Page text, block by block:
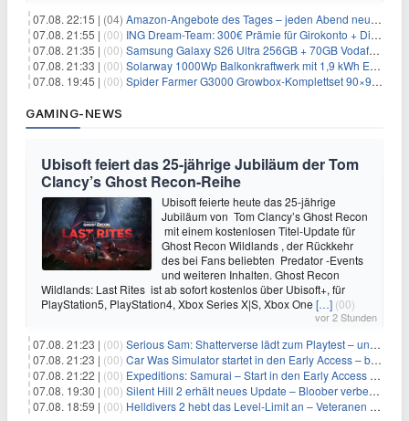
07.08. 22:15 | (04) Amazon-Angebote des Tages – jeden Abend neue Deals zum Stöbern
07.08. 21:55 | (00) ING Dream-Team: 300€ Prämie für Girokonto + Direkt-Depot
07.08. 21:35 | (00) Samsung Galaxy S26 Ultra 256GB + 70GB Vodafone-Netz für 34,99€/Monat (effektiv 4,74€/Monat)
07.08. 21:33 | (00) Solarway 1000Wp Balkonkraftwerk mit 1,9 kWh EcoFlow-Speicher für 719€ + 30€ Filial-Gutschein
07.08. 19:45 | (00) Spider Farmer G3000 Growbox-Komplettset 90×90×180 cm für 379,99€
GAMING-NEWS
Ubisoft feiert das 25-jährige Jubiläum der Tom
Clancy’s Ghost Recon-Reihe
Ubisoft feierte heute das 25-jährige
Jubiläum von Tom Clancy’s Ghost Recon
mit einem kostenlosen Titel-Update für
Ghost Recon Wildlands , der Rückkehr
des bei Fans beliebten Predator -Events
und weiteren Inhalten. Ghost Recon
Wildlands: Last Rites ist ab sofort kostenlos über Ubisoft+, für
PlayStation5, PlayStation4, Xbox Series X|S, Xbox One […] (00)
vor 2 Stunden
07.08. 21:23 | (00) Serious Sam: Shatterverse lädt zum Playtest – und erscheint schon bald!
07.08. 21:23 | (00) Car Was Simulator startet in den Early Access – bald gehts los!
07.08. 21:22 | (00) Expeditions: Samurai – Start in den Early Access ab heute im feudalen Japan
07.08. 19:30 | (00) Silent Hill 2 erhält neues Update – Bloober verbessert Grafik und Performance
07.08. 18:59 | (00) Helldivers 2 hebt das Level-Limit an – Veteranen können endlich weiter aufsteigen